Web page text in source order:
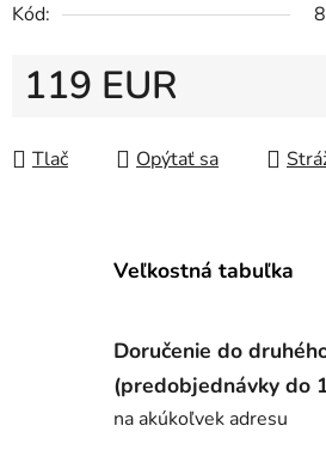
Kód:
119 EUR
Tlač
Opýtať sa
Veľkostná tabuľka
Doručenie do
(predobjednávky do
na akúkoľvek adresu